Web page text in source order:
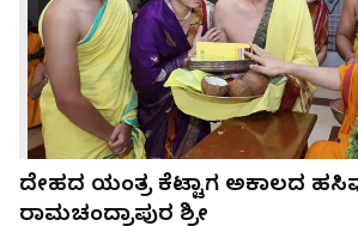
ದೇಹದ ಯಂತ್ರ ಕೆಟ್ಟಾಗ ಅಕಾಲದ
ರಾಮಚಂದ್ರಾಪುರ ಶ್ರೀ